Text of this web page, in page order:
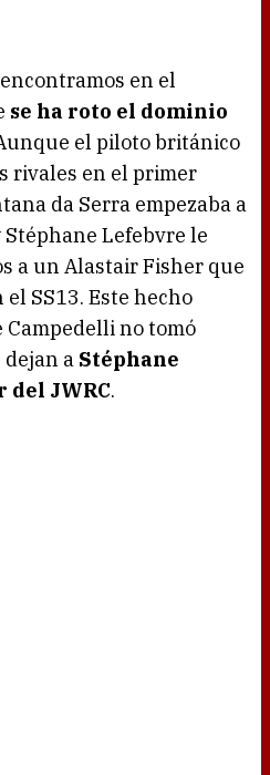
en el
se ha roto el dominio
el piloto británico
rivales en el primer
da Serra empezaba a
Lefebvre le
a un Alastair Fisher que
SS13. Este hecho
Campedelli no tomó
dejan a Stéphane
JWRC.